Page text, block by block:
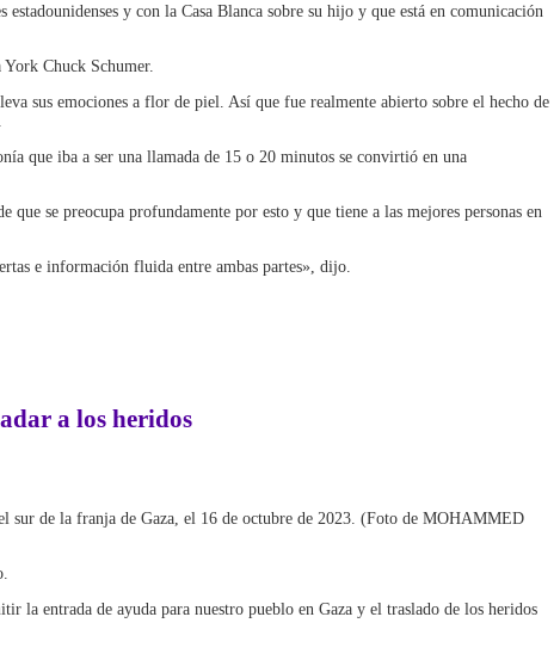
y con la Casa Blanca sobre su hijo y que está en comunicación
Chuck Schumer.
sus emociones a flor de piel. Así que fue realmente abierto sobre el hecho de
que iba a ser una llamada de 15 o 20 minutos se convirtió en una
se preocupa profundamente por esto y que tiene a las mejores personas en
e información fluida entre ambas partes», dijo.
a los heridos
sur de la franja de Gaza, el 16 de octubre de 2023. (Foto de MOHAMMED
la entrada de ayuda para nuestro pueblo en Gaza y el traslado de los heridos